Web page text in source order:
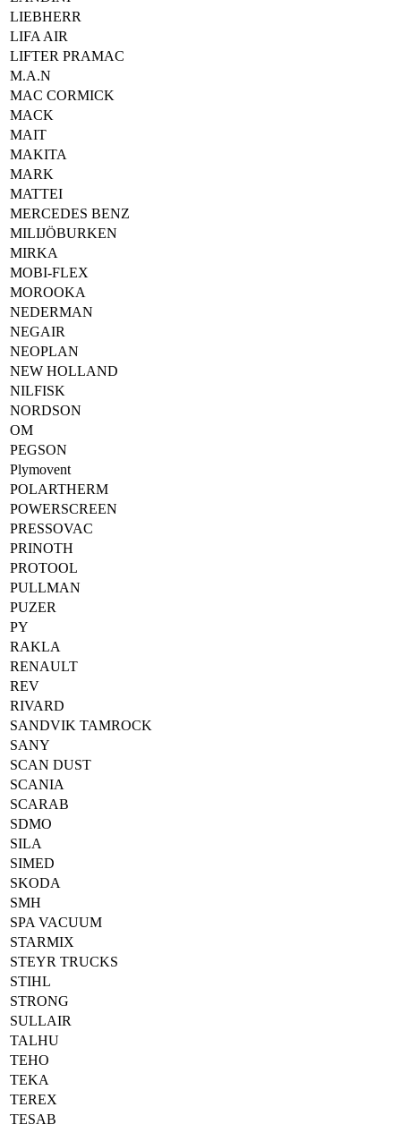
LIEBHERR
LIFA AIR
LIFTER PRAMAC
M.A.N
MAC CORMICK
MACK
MAIT
MAKITA
MARK
MATTEI
MERCEDES BENZ
MILIJÖBURKEN
MIRKA
MOBI-FLEX
MOROOKA
NEDERMAN
NEGAIR
NEOPLAN
NEW HOLLAND
NILFISK
NORDSON
OM
PEGSON
Plymovent
POLARTHERM
POWERSCREEN
PRESSOVAC
PRINOTH
PROTOOL
PULLMAN
PUZER
PY
RAKLA
RENAULT
REV
RIVARD
SANDVIK TAMROCK
SANY
SCAN DUST
SCANIA
SCARAB
SDMO
SILA
SIMED
SKODA
SMH
SPA VACUUM
STARMIX
STEYR TRUCKS
STIHL
STRONG
SULLAIR
TALHU
TEHO
TEKA
TEREX
TESAB